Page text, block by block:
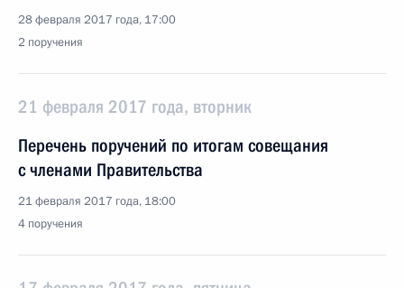
28 февраля 2017 года, 17:00
2 поручения
21 февраля 2017 года, вторник
Перечень поручений по итогам совещания
с членами Правительства
21 февраля 2017 года, 18:00
4 поручения